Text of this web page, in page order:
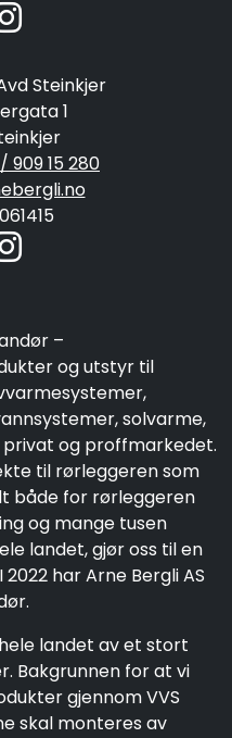
Steinkjer
1
909 15 280
–
og utstyr til
solvarme,
og proffmarkedet.
til rørleggeren som
både for rørleggeren
og mange tusen
landet, gjør oss til en
har Arne Bergli AS
landet av et stort
Bakgrunnen for at vi
gjennom VVS
skal monteres av